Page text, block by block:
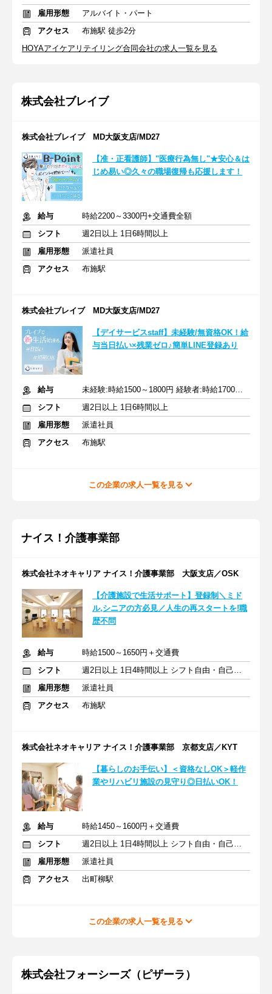
雇用形態
アルバイト・パート
アクセス
布施駅 徒歩2分
HOYAアイケアリテイリング合同会社の求人一覧を見る
株式会社ブレイブ
株式会社ブレイブ MD大阪支店/MD27
【准・正看護師】"医療行為無し"★安心＆は
じめ易い◎久々の職場復帰も応援します！
給与
時給2200～3300円+交通費全額
シフト
週2日以上 1日6時間以上
雇用形態
派遣社員
アクセス
布施駅
株式会社ブレイブ MD大阪支店/MD27
【デイサービスstaff】未経験/無資格OK！給
与当日払い×残業ゼロ♪簡単LINE登録あり
給与
未経験:時給1500～1800円 経験者:時給1700～2000円+交通費全額
シフト
週2日以上 1日6時間以上
雇用形態
派遣社員
アクセス
布施駅
この企業の求人一覧を見る
ナイス！介護事業部
株式会社ネオキャリア ナイス！介護事業部 大阪支店／OSK
【介護施設で生活サポート】登録制＼ミド
ル,シニアの方必見／人生の再スタートを!職
歴不問
給与
時給1500～1650円＋交通費
シフト
週2日以上 1日4時間以上 シフト自由・自己申告
雇用形態
派遣社員
アクセス
布施駅
株式会社ネオキャリア ナイス！介護事業部 京都支店／KYT
【暮らしのお手伝い】＜資格なしOK＞軽作
業やリハビリ施設の見守り◎日払いOK！
給与
時給1450～1600円＋交通費
シフト
週2日以上 1日4時間以上 シフト自由・自己申告
雇用形態
派遣社員
アクセス
出町柳駅
この企業の求人一覧を見る
株式会社フォーシーズ（ピザーラ）